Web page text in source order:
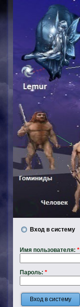
Вход в систему
Имя пользователя: *
Пароль: *